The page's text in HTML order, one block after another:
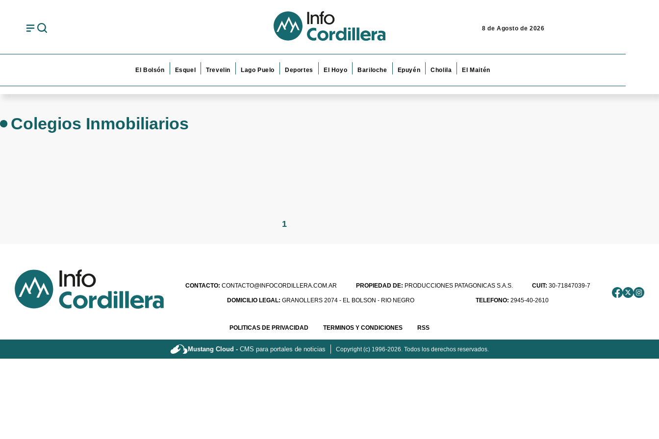
8 de Agosto de 2026
El Bolsón Esquel Trevelin Lago Puelo Deportes El Hoyo Bariloche Epuyén Cholila El Maitén
Colegios Inmobiliarios
1
CONTACTO: CONTACTO@INFOCORDILLERA.COM.AR PROPIEDAD DE: PRODUCCIONES PATAGONICAS S.A.S. CUIT: 30-71847039-7
DOMICILIO LEGAL:GRANOLLERS 2074 - EL BOLSON - RIO NEGRO TELEFONO: 2945-40-2610
POLITICAS DE PRIVACIDAD TERMINOS Y CONDICIONES RSS
Mustang Cloud - CMS para portales de noticias Copyright (c) 1996-2026. Todos los derechos reservados.